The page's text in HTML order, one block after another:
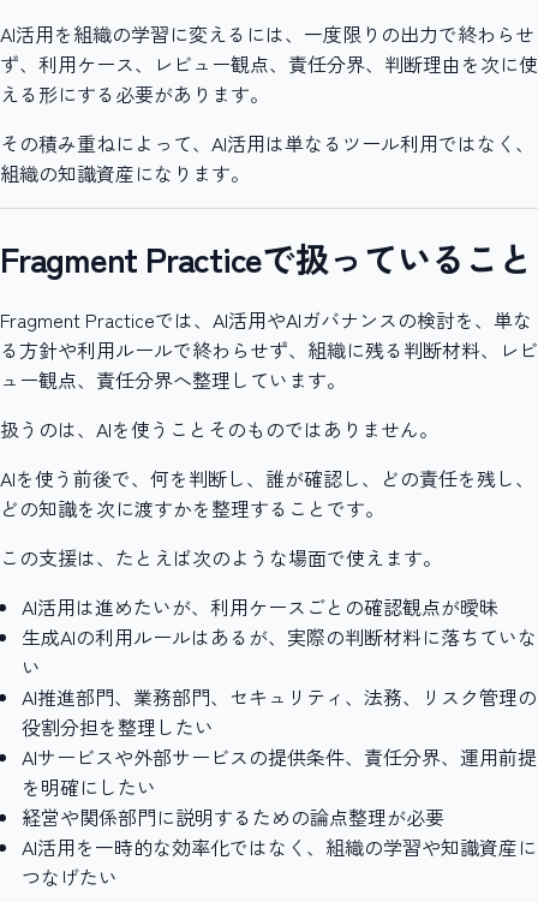
AI活用を組織の学習に変えるには、一度限りの出力で終わらせ
ず、利用ケース、レビュー観点、責任分界、判断理由を次に使
える形にする必要があります。
その積み重ねによって、AI活用は単なるツール利用ではなく、
組織の知識資産になります。
Fragment Practiceで扱っていること
Fragment Practiceでは、AI活用やAIガバナンスの検討を、単な
る方針や利用ルールで終わらせず、組織に残る判断材料、レビ
ュー観点、責任分界へ整理しています。
扱うのは、AIを使うことそのものではありません。
AIを使う前後で、何を判断し、誰が確認し、どの責任を残し、
どの知識を次に渡すかを整理することです。
この支援は、たとえば次のような場面で使えます。
AI活用は進めたいが、利用ケースごとの確認観点が曖昧
生成AIの利用ルールはあるが、実際の判断材料に落ちていな
い
AI推進部門、業務部門、セキュリティ、法務、リスク管理の
役割分担を整理したい
AIサービスや外部サービスの提供条件、責任分界、運用前提
を明確にしたい
経営や関係部門に説明するための論点整理が必要
AI活用を一時的な効率化ではなく、組織の学習や知識資産に
つなげたい